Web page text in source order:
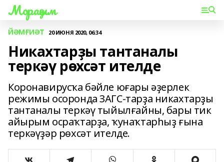
Мораҙым
ЙӘМҒИӘТ 20 ИЮНЯ 2020, 06:34
Никахтарҙы тантаналы
теркәү рөхсәт ителде
Коронавирусҡа бәйле юғары әҙерлек
режимы осоронда ЗАГС-тарҙа никахтарҙы
тантаналы теркәү тыйылғайны, бары тик
айырым осраҡтарҙа, ҡунаҡтарһыҙ ғына
теркәүҙәр рөхсәт ителде.